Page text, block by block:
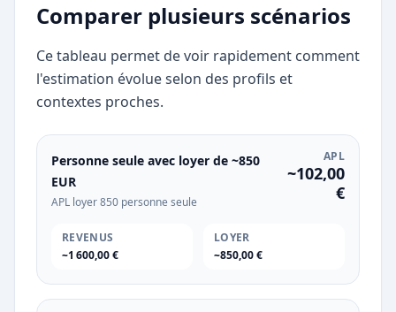
Comparer plusieurs scénarios
Ce tableau permet de voir rapidement comment
l'estimation évolue selon des profils et
contextes proches.
Personne seule avec loyer de ~850
EUR
APL loyer 850 personne seule
APL
~102,00
€
REVENUS
~1 600,00 €
LOYER
~850,00 €